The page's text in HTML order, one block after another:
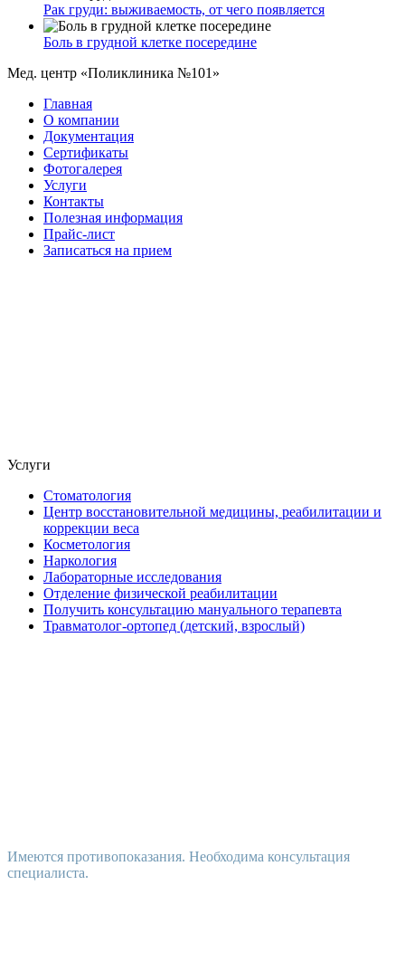
Рак груди: выживаемость, от чего появляется
Боль в грудной клетке посередине
Мед. центр «Поликлиника №101»
Главная
О компании
Документация
Сертификаты
Фотогалерея
Услуги
Контакты
Полезная информация
Прайс-лист
Записаться на прием
Услуги
Стоматология
Центр восстановительной медицины, реабилитации и
коррекции веса
Косметология
Наркология
Лабораторные исследования
Отделение физической реабилитации
Получить консультацию мануального терапевта
Травматолог-ортопед (детский, взрослый)
Имеются противопоказания. Необходима консультация
специалиста.